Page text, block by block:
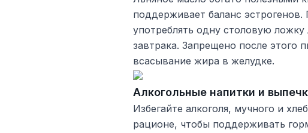
поддерживает баланс
употреблять одну столовую
завтрака. Запрещено после этого
всасывание жира в желудке.
Алкогольные напитки и
Избегайте алкоголя, мучного и
рационе, чтобы поддерживать